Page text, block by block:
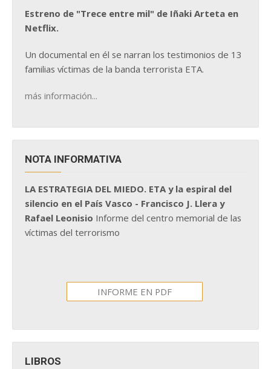
Estreno de "Trece entre mil" de Iñaki Arteta en
Netflix.
Un documental en él se narran los testimonios de 13
familias víctimas de la banda terrorista ETA.
más información...
NOTA INFORMATIVA
LA ESTRATEGIA DEL MIEDO. ETA y la espiral del
silencio en el País Vasco - Francisco J. Llera y
Rafael Leonisio Informe del centro memorial de las
víctimas del terrorismo
INFORME EN PDF
LIBROS